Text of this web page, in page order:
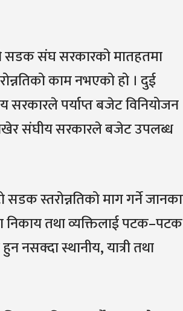
सडक संघ सरकारको मातहतमा
काम नभएको हो । दुई
सरकारले पर्याप्त बजेट विनियोजन
संघीय सरकारले बजेट उपलब्ध
स्तरोन्नतिको माग गर्ने
निकाय तथा व्यक्तिलाई पटक–पटक
नसक्दा स्थानीय, यात्री तथा